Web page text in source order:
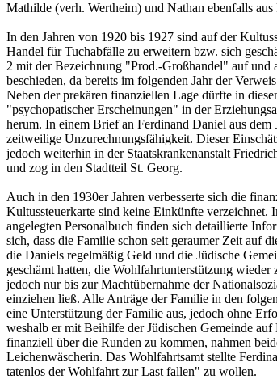
Mathilde (verh. Wertheim) und Nathan ebenfalls
In den Jahren von 1920 bis 1927 sind auf der
Handel für Tuchabfälle zu erweitern bzw. sich
2 mit der Bezeichnung "Prod.-Großhandel" auf und
beschieden, da bereits im folgenden Jahr der
Neben der prekären finanziellen Lage dürfte in
"psychopatischer Erscheinungen" in der
herum. In einem Brief an Ferdinand Daniel aus
zeitweilige Unzurechnungsfähigkeit. Dieser
jedoch weiterhin in der Staatskrankenanstalt
und zog in den Stadtteil St. Georg.
Auch in den 1930er Jahren verbesserte sich die
Kultussteuerkarte sind keine Einkünfte
angelegten Personalbuch finden sich detaillierte
sich, dass die Familie schon seit geraumer Zeit auf
die Daniels regelmäßig Geld und die Jüdische
geschämt hatten, die Wohlfahrtunterstützung
jedoch nur bis zur Machtübernahme der
einziehen ließ. Alle Anträge der Familie in den
eine Unterstützung der Familie aus, jedoch ohne
weshalb er mit Beihilfe der Jüdischen Gemeinde
finanziell über die Runden zu kommen, nahmen
Leichenwäscherin. Das Wohlfahrtsamt stellte
tatenlos der Wohlfahrt zur Last fallen" zu wollen.